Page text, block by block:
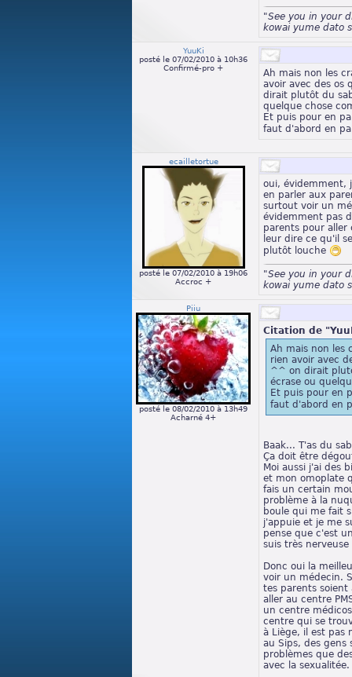
"See you in your
kowai yume dato
YuuKi
posté le 07/02/2010 à 10h36
Confirmé-pro +
Ah mais non les
avoir avec des
dirait plutôt du
quelque chose
Et puis pour en
faut d'abord en
ecailletortue
posté le 07/02/2010 à 19h06
Accroc +
oui, évidemment,
en parler aux
surtout voir un
évidemment pas
parents pour aller
leur dire ce qu'il
plutôt louche
"See you in your
kowai yume dato
Piiu
posté le 08/02/2010 à 13h49
Acharné 4+
Citation de
Ah mais non les
rien avoir avec
^^ on dirait
écrase ou
Et puis pour en
faut d'abord en
Baak... T'as du
Ça doit être
Moi aussi j'ai des
et mon omoplate
fais un certain
problème à la
boule qui me fait
j'appuie et je me
pense que c'est
suis très
Donc oui la
voir un médecin.
tes parents
aller au centre
un centre
centre qui se
à Liège, il est pas
au Sips, des gens
problèmes que
avec la sexualitée.